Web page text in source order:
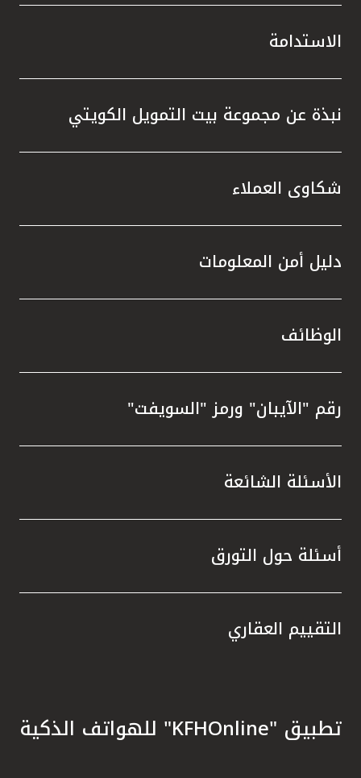
الاستدامة
نبذة عن مجموعة بيت التمويل الكويتي
شكاوى العملاء
دليل أمن المعلومات
الوظائف
رقم "الآيبان" ورمز "السويفت"
الأسئلة الشائعة
أسئلة حول التورق
التقييم العقاري
تطبيق "KFHOnline" للهواتف الذكية